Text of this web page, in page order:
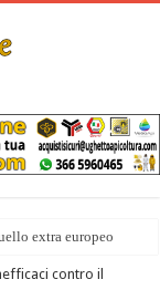
extra europeo
contro il